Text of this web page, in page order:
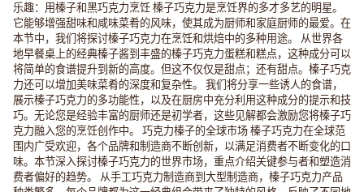
乐趣：用榛子和黑巧克力烹饪 榛子巧克力是烹饪界的多才多艺的明星。
它能够增强甜味和咸味菜肴的风味，使其成为厨师和家庭厨师的最爱。在
本节中，我们将探讨榛子巧克力在烹饪和烘焙中的多种用途。 从世界各
地早餐桌上的经典榛子酱到丰盛的榛子巧克力蛋糕和糕点，这种成分可以
将简单的食谱提升到新的高度。但这不仅仅是甜点；还有甜点。榛子巧克
力还可以增加美味菜肴的深度和复杂性。 我们将分享一些诱人的食谱，
展示榛子巧克力的多功能性，以及在厨房中充分利用这种成分的提示和技
巧。无论您是经验丰富的厨师还是初学者，这些见解都会激励您将榛子巧
克力融入您的烹饪创作中。 巧克力榛子的全球市场 榛子巧克力在全球范
围内广受欢迎，各个品牌和制造商不断创新，以满足消费者不断变化的口
味。本节深入探讨榛子巧克力的世界市场，重点介绍关键参与者和塑造消
费者偏好的趋势。 从手工巧克力制造商到大型制造商，榛子巧克力产品